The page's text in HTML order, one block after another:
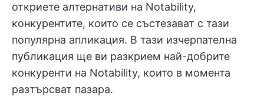
откриете алтернативи на Notability,
конкурентите, които се състезават с тази
популярна апликация. В тази изчерпателна
публикация ще ви разкрием най-добрите
конкуренти на Notability, които в момента
разтърсват пазара.